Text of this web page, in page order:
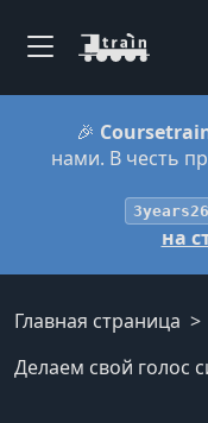
🎉
нами. В честь
3years26
на
Главная страница
Делаем свой голос